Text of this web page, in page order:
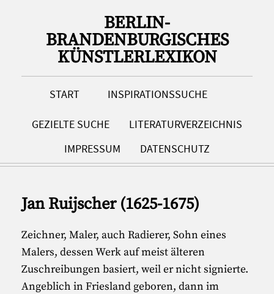
BERLIN-
BRANDENBURGISCHES
KÜNSTLERLEXIKON
START INSPIRATIONSSUCHE
GEZIELTE SUCHE
LITERATURVERZEICHNIS
IMPRESSUM
DATENSCHUTZ
Jan Ruijscher (1625-1675)
Zeichner, Maler, auch Radierer, Sohn eines
Malers, dessen Werk auf meist älteren
Zuschreibungen basiert, weil er nicht signierte.
Angeblich in Friesland geboren, dann im